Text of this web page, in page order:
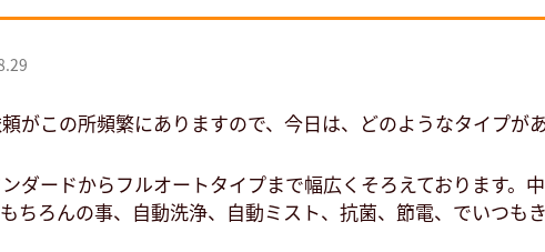
がこの所頻繁にありますので、今日は、どのようなタイプが
ダードからフルオートタイプまで幅広くそろえております
ちろんの事、自動洗浄、自動ミスト、抗菌、節電、でいつも